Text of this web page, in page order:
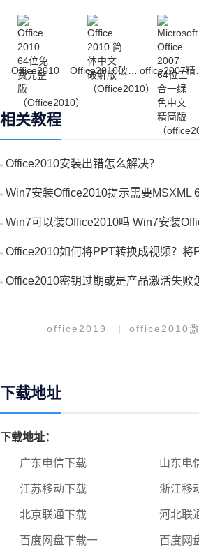
Office2010
相关教程
Office2010安装出错怎么解决？
Win7安装Office2010提示需要MSXML
Win7可以装Office2010吗 Win7安装
Office2010如何将PPT转换成视频？将
Office2010密钥过期或是产品激活失败
office2019 | office2010
下载地址
下载地址：
广东电信下载 山东电
江苏移动下载 浙江移
北京联通下载 河北联
百度网盘下载一 百度网